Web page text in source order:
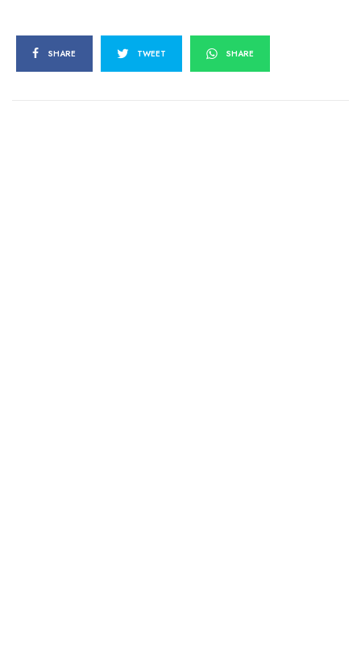
SHARE TWEET SHARE